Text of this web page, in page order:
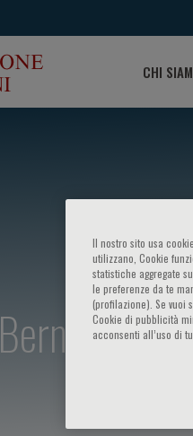
CHI
Bernardo
Il nostro sito usa
utilizzano, Cookie
statistiche aggregate
le preferenze da te
(profilazione). Se vuoi
Cookie di pubblicità
acconsenti all’uso di